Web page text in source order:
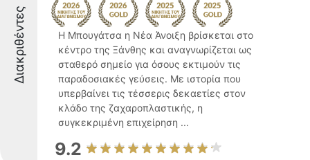
Διακριθέντες
Η Μπουγάτσα η Νέα Άνοιξη βρίσκεται στο
κέντρο της Ξάνθης και αναγνωρίζεται ως
σταθερό σημείο για όσους εκτιμούν τις
παραδοσιακές γεύσεις. Με ιστορία που
υπερβαίνει τις τέσσερις δεκαετίες στον
κλάδο της ζαχαροπλαστικής, η
συγκεκριμένη επιχείρηση ...
9.2